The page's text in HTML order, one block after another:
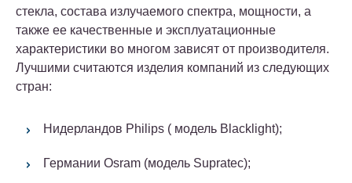
стекла, состава излучаемого спектра, мощности, а
также ее качественные и эксплуатационные
характеристики во многом зависят от производителя.
Лучшими считаются изделия компаний из следующих
стран:
Нидерландов Philips ( модель Blacklight);
Германии Osram (модель Supratec);